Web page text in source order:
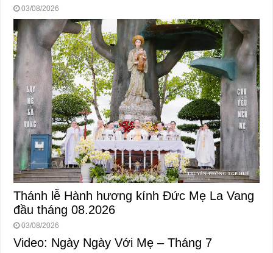
03/08/2026
Thánh lễ Hành hương kính Đức Mẹ La Vang
đầu tháng 08.2026
03/08/2026
Video: Ngày Ngày Với Mẹ – Tháng 7